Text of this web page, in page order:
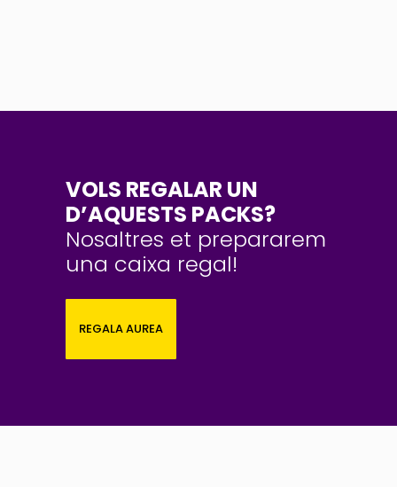
VOLS REGALAR UN
D’AQUESTS PACKS?
Nosaltres et prepararem
una caixa regal!
REGALA AUREA